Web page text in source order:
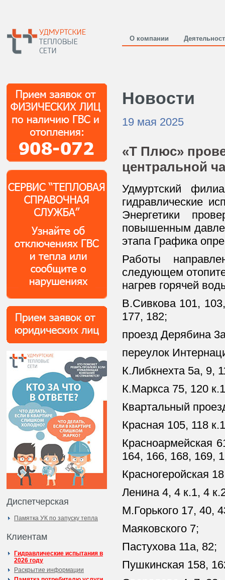
О компании
Диспетчерская
Памятка УК по запуску тепла
Клиентам
Гидравлические испытания в
2026 году
Раскрытие информации
Новости
19 мая 2025
«Т Плюс»
центральной
Удмуртский
гидравлические
Энергетики
повышенным
этапа Графика
Работы
следующем
нагрев горячей
В.Сивкова 101,
177, 182;
проезд Дерябина
переулок
К.Либкнехта 5а, 9,
К.Маркса 75, 120
Квартальный
Красная 105, 118
Красноармейская
164, 166, 168, 169,
Красногеройская
Ленина 4, 4 к.1, 4
М.Горького 17, 40,
Маяковского 7;
Пастухова 11а, 82;
Пушкинская 158,